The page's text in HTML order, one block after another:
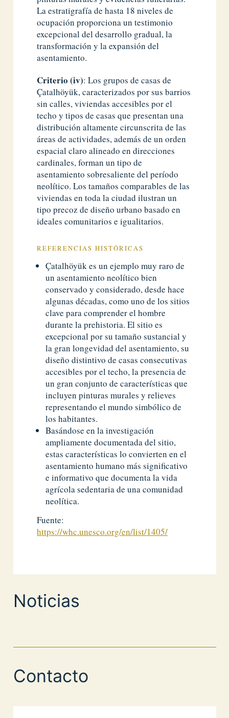
La estratigrafía de hasta 18 niveles de
ocupación proporciona un testimonio
excepcional del desarrollo gradual, la
transformación y la expansión del
asentamiento.
Criterio (iv): Los grupos de casas de
Çatalhöyük, caracterizados por sus barrios
sin calles, viviendas accesibles por el
techo y tipos de casas que presentan una
distribución altamente circunscrita de las
áreas de actividades, además de un orden
espacial claro alineado en direcciones
cardinales, forman un tipo de
asentamiento sobresaliente del período
neolítico. Los tamaños comparables de las
viviendas en toda la ciudad ilustran un
tipo precoz de diseño urbano basado en
ideales comunitarios e igualitarios.
REFERENCIAS HISTÓRICAS
Çatalhöyük es un ejemplo muy raro de
un asentamiento neolítico bien
conservado y considerado, desde hace
algunas décadas, como uno de los sitios
clave para comprender el hombre
durante la prehistoria. El sitio es
excepcional por su tamaño sustancial y
la gran longevidad del asentamiento, su
diseño distintivo de casas consecutivas
accesibles por el techo, la presencia de
un gran conjunto de características que
incluyen pinturas murales y relieves
representando el mundo simbólico de
los habitantes.
Basándose en la investigación
ampliamente documentada del sitio,
estas características lo convierten en el
asentamiento humano más significativo
e informativo que documenta la vida
agrícola sedentaria de una comunidad
neolítica.
Fuente:
https://whc.unesco.org/en/list/1405/
Noticias
Contacto